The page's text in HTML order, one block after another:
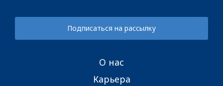
Подписаться на рассылку
О нас
Карьера